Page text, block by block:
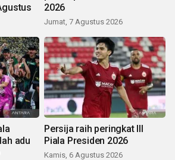
2026
Jumat, 7 Agustus 2026
adu
Persija raih peringkat III
Piala Presiden 2026
Kamis, 6 Agustus 2026